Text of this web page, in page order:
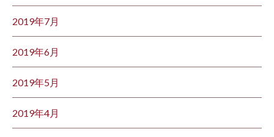
2019年7月
2019年6月
2019年5月
2019年4月